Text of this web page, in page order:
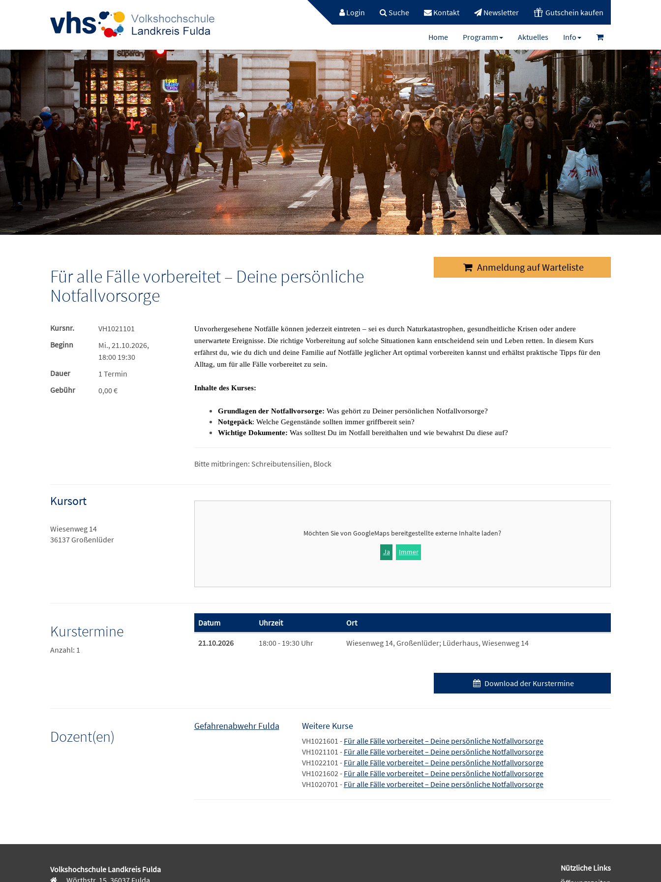
Login Suche Kontakt Newsletter Gutschein kaufen
Home Programm Aktuelles Info
Für alle Fälle vorbereitet – Deine persönliche
Notfallvorsorge
Anmeldung auf Warteliste
Kursnr.
VH1021101
Beginn
Mi., 21.10.2026,
18:00 19:30
Dauer
1 Termin
Gebühr
0,00 €
Unvorhergesehene Notfälle können jederzeit eintreten – sei es durch Naturkatastrophen, gesundheitliche Krisen oder andere
unerwartete Ereignisse. Die richtige Vorbereitung auf solche Situationen kann entscheidend sein und Leben retten. In diesem Kurs
erfährst du, wie du dich und deine Familie auf Notfälle jeglicher Art optimal vorbereiten kannst und erhältst praktische Tipps für den
Alltag, um für alle Fälle vorbereitet zu sein.
Inhalte des Kurses:
Grundlagen der Notfallvorsorge: Was gehört zu Deiner persönlichen Notfallvorsorge?
Notgepäck: Welche Gegenstände sollten immer griffbereit sein?
Wichtige Dokumente: Was solltest Du im Notfall bereithalten und wie bewahrst Du diese auf?
Bitte mitbringen: Schreibutensilien, Block
Kursort
Wiesenweg 14
36137 Großenlüder
Möchten Sie vonGoogleMaps bereitgestellte externe Inhalte laden?
Ja Immer
Kurstermine
Anzahl: 1
Termine zum diesen Kurs
Datum Uhrzeit Ort
21.10.2026 18:00 - 19:30 Uhr Wiesenweg 14, Großenlüder; Lüderhaus, Wiesenweg 14
Download der Kurstermine
Dozent(en)
Gefahrenabwehr Fulda Weitere Kurse
VH1021601 - Für alle Fälle vorbereitet – Deine persönliche Notfallvorsorge
VH1021101 - Für alle Fälle vorbereitet – Deine persönliche Notfallvorsorge
VH1022101 - Für alle Fälle vorbereitet – Deine persönliche Notfallvorsorge
VH1021602 - Für alle Fälle vorbereitet – Deine persönliche Notfallvorsorge
VH1020701 - Für alle Fälle vorbereitet – Deine persönliche Notfallvorsorge
Volkshochschule Landkreis Fulda
Nützliche Links